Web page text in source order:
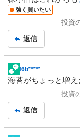
板
記
強く買いたい
投資
返信
掲
示
事
f6b*****
海苔がちょっと増
投資
返信